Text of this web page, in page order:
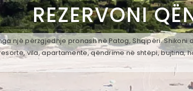
REZERVONI
një përzgjedhje pronash në Patog, Shqipëri.
vila, apartamente, qëndrime në shtëpi, bujtina,